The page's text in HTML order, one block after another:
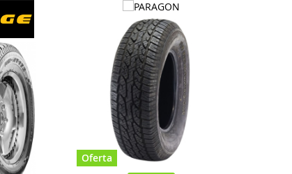
Oferta